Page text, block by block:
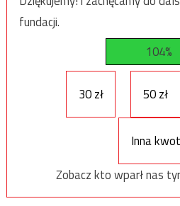
fundacji.
104%
30 zł 50 zł
Inna
Zobacz kto wparł nas